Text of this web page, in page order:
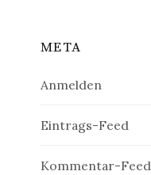
META
Anmelden
Eintrags-Feed
Kommentar-Feed